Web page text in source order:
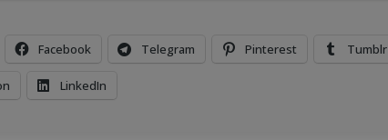
Facebook Telegram Pinterest Tumblr
LinkedIn